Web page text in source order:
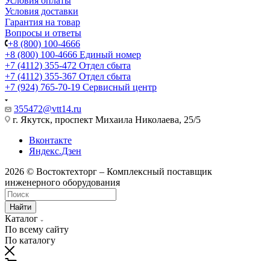
Условия доставки
Гарантия на товар
Вопросы и ответы
+8 (800) 100-4666
+8 (800) 100-4666 Единый номер
+7 (4112) 355-472 Отдел сбыта
+7 (4112) 355-367 Отдел сбыта
+7 (924) 765-70-19 Сервисный центр
355472@vtt14.ru
г. Якутск, проспект Михаила Николаева, 25/5
Вконтакте
Яндекс.Дзен
2026 © Востоктехторг – Комплексный поставщик
инженерного оборудования
Найти
Каталог
По всему сайту
По каталогу